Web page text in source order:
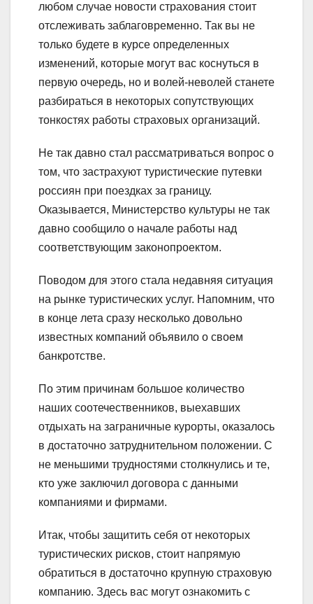
любом случае новости страхования стоит
отслеживать заблаговременно. Так вы не
только будете в курсе определенных
изменений, которые могут вас коснуться в
первую очередь, но и волей-неволей станете
разбираться в некоторых сопутствующих
тонкостях работы страховых организаций.
Не так давно стал рассматриваться вопрос о
том, что застрахуют туристические путевки
россиян при поездках за границу.
Оказывается, Министерство культуры не так
давно сообщило о начале работы над
соответствующим законопроектом.
Поводом для этого стала недавняя ситуация
на рынке туристических услуг. Напомним, что
в конце лета сразу несколько довольно
известных компаний объявило о своем
банкротстве.
По этим причинам большое количество
наших соотечественников, выехавших
отдыхать на заграничные курорты, оказалось
в достаточно затруднительном положении. С
не меньшими трудностями столкнулись и те,
кто уже заключил договора с данными
компаниями и фирмами.
Итак, чтобы защитить себя от некоторых
туристических рисков, стоит напрямую
обратиться в достаточно крупную страховую
компанию. Здесь вас могут ознакомить с